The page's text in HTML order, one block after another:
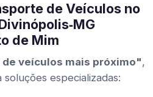
de Veículos no
de Mim
veículos mais próximo",
especializadas: